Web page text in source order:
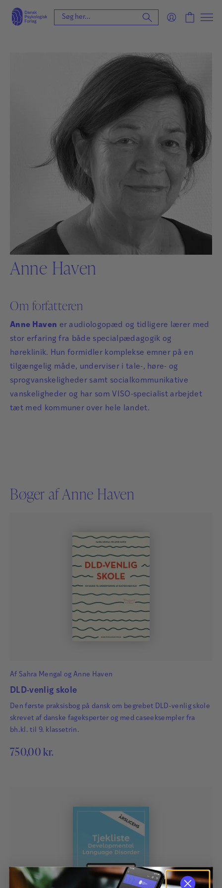
Anne Haven
Om forfatteren
Anne Haven er audiologopæd og tidligere lærer med
stor erfaring fra både specialpædagogik og
høreklinik. Hun formidler komplekse emner på en
tilgængelig måde, underviser i tale-, høre- og
sprogvanskeligheder samt socialkommunikative
vanskeligheder og har som VISO-specialist arbejdet
tæt med kommuner over hele landet.
Bøger af Anne Haven
Af Sahra Mengal ogAnne Haven
DLD-venlig skole
Den første praksisbog på dansk om begrebet DLD-venlig skole
skrevet af danske fageksperter og med caseeksempler fra
bh.kl. til 9. klassetrin.
750,00 kr.